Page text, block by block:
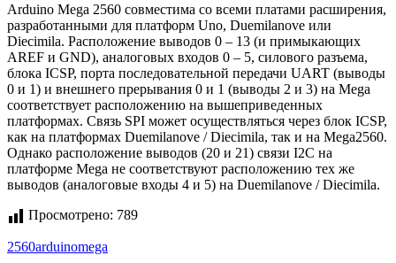
Arduino Mega 2560 совместима со всеми платами расширения,
разработанными для платформ Uno, Duemilanove или
Diecimila. Расположение выводов 0 – 13 (и примыкающих
AREF и GND), аналоговых входов 0 – 5, силового разъема,
блока ICSP, порта последовательной передачи UART (выводы
0 и 1) и внешнего прерывания 0 и 1 (выводы 2 и 3) на Mega
соответствует расположению на вышеприведенных
платформах. Связь SPI может осуществляться через блок ICSP,
как на платформах Duemilanove / Diecimila, так и на Mega2560.
Однако расположение выводов (20 и 21) связи I2C на
платформе Mega не соответствуют расположению тех же
выводов (аналоговые входы 4 и 5) на Duemilanove / Diecimila.
Просмотрено: 789
2560arduinomega